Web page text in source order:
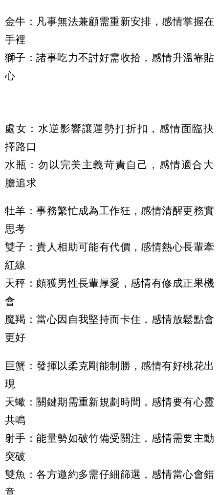
金牛：凡事無法兼顧需重新安排，感情掌握在
手裡
獅子：諸事吃力不討好需收拾，感情升溫靠貼
心
處女：水逆影響讓運勢打折扣，感情面臨抉
擇路口
水瓶：勿以完美主義苛責自己，感情適合大
膽追求
牡羊：事務繁忙成為工作狂，感情清醒更務實
思考
雙子：貴人相助可能有代價，感情熱心長輩牽
紅線
天秤：頗獲男性長輩厚愛，感情有修成正果機
會
魔羯：當心因自我堅持而卡住，感情放鬆點會
更好
巨蟹：發揮以柔克剛能制勝，感情有好桃花出
現
天蠍：關鍵期需重新規劃時間，感情要有心靈
共鳴
射手：能量勢如破竹備受關注，感情需要主動
突破
雙魚：各方邀約多需仔細篩選，感情當心會錯
意